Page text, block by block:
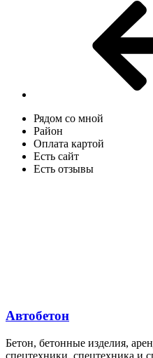
Рядом со мной
Район
Оплата картой
Есть сайт
Есть отзывы
Автобетон
Бетон, бетонные изделия,
спецтехники, спецтехника и